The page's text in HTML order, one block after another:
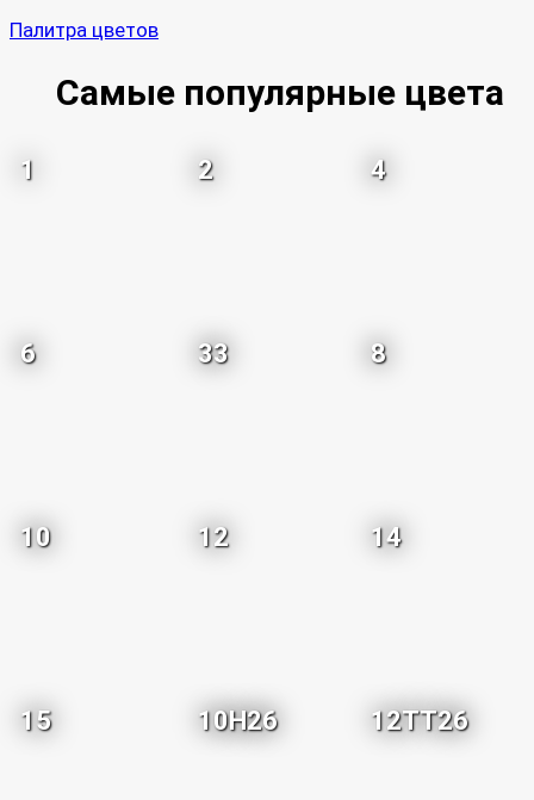
Палитра цветов
Самые популярные цвета
1 2 4
6 33 8
10 12 14
15 10H26 12TT26